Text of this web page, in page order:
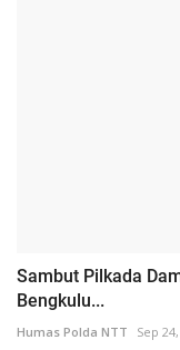
Sambut Pilkada
Bengkulu...
Humas Polda NTT Sep